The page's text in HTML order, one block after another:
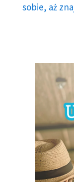
sobie, aż